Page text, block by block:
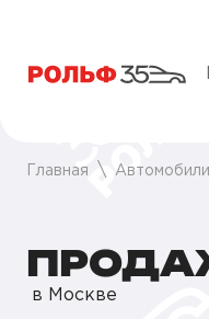
Главная
в Москве